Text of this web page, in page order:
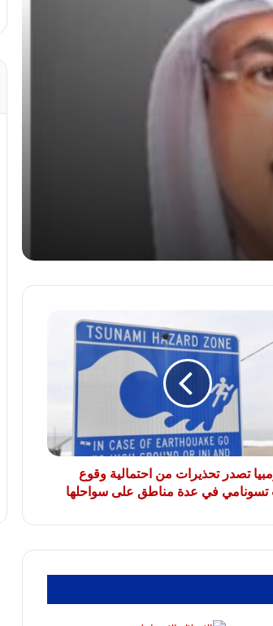
لغز اختفاء مجتبى خامنئي يحير الولايات
المتحدة.. خبير: إما مات أو أصبح عاجزا
لمواجهة تهديدات ترامب.. تجنيد إلزامى ممتد
فى الدنمارك ونشر 100 جندي لأول مرة
بين الحرب والسلام.. هل تنجح الجهود
الأردن يؤيد بيان مصر وقطر وتركيا بإدانة
الانتهاكات الإسرائيلية فى غزة
مصادر أمنية بحرية: إصابة سفينة بضائع
بمقذوف قرب مضيق هرمز
تصدر تحذيرات من احتمالية وقوع
في عدة مناطق على سواحلها